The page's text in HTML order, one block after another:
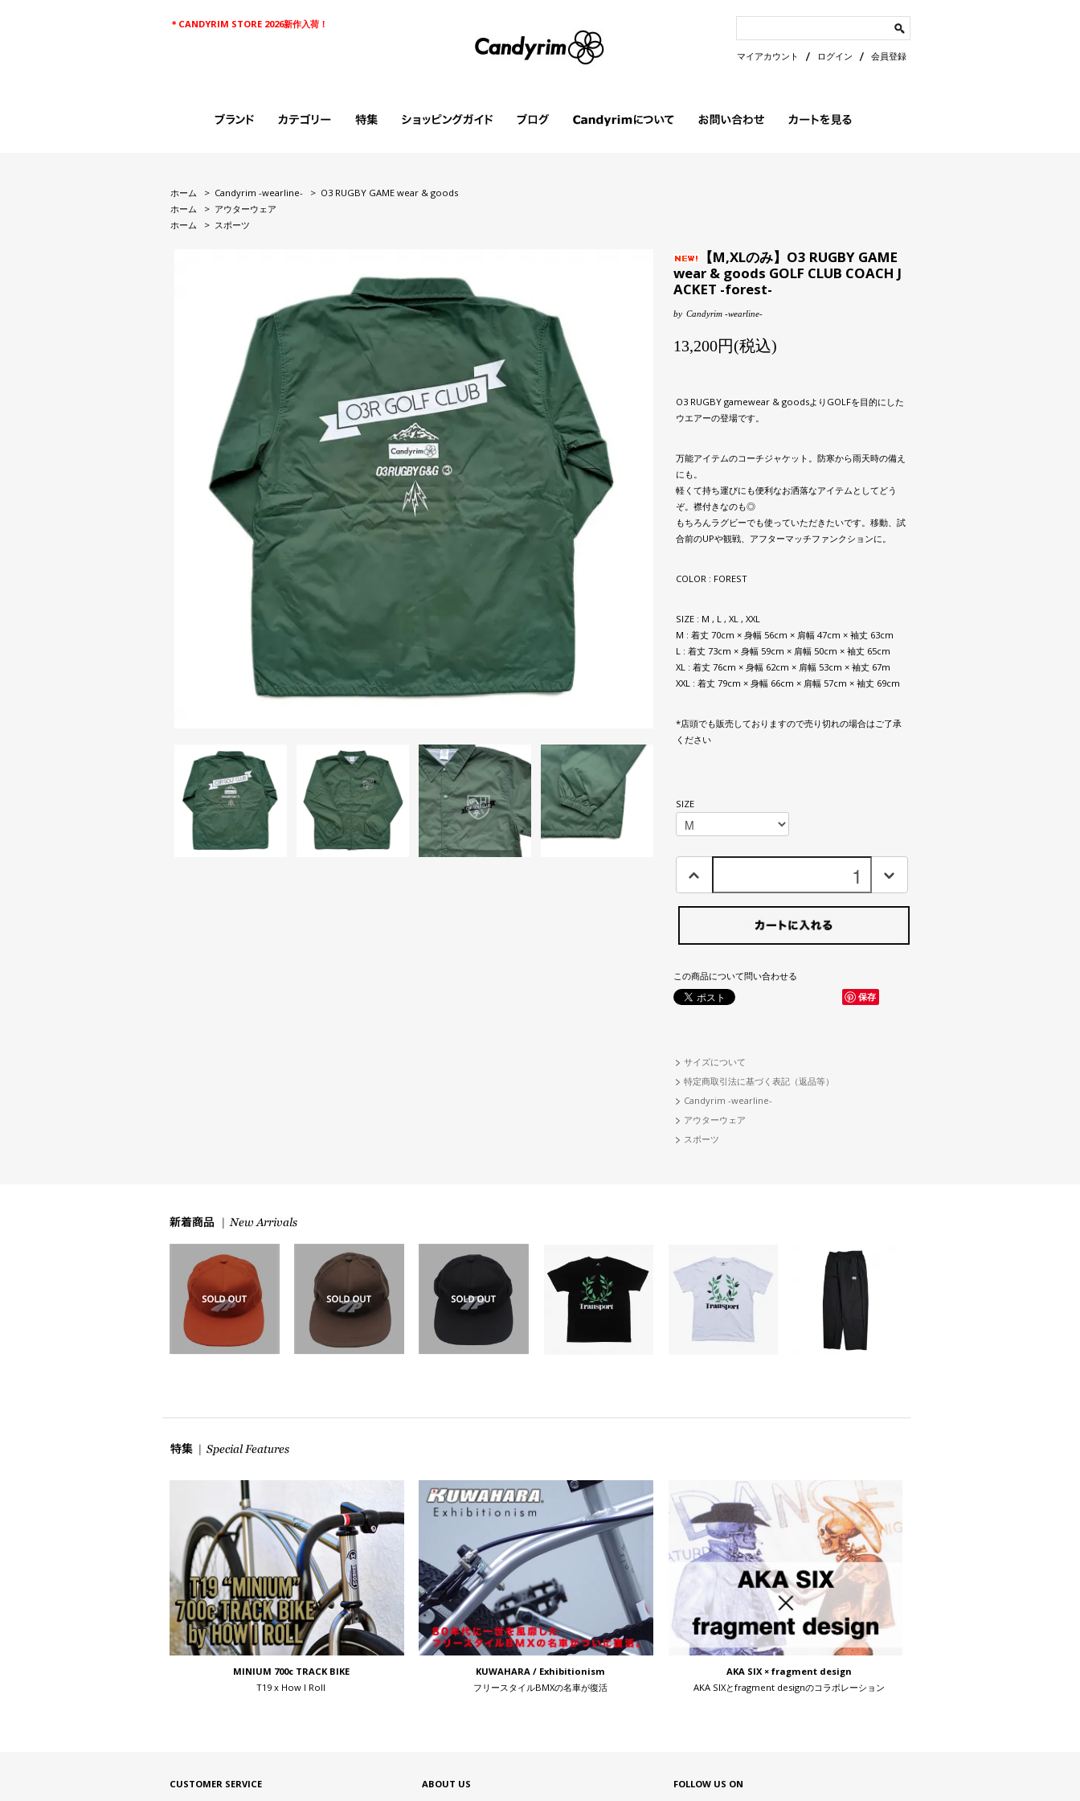
＊CANDYRIM STORE 2026新作入荷！
マイアカウント ログイン 会員登録
ホーム > Candyrim -wearline- > O3 RUGBY GAME wear & goods
ホーム
> アウターウェア
ホーム
> スポーツ
【M,XLのみ】O3 RUGBY GAME
wear & goods GOLF CLUB COACH J
ACKET -forest-
by Candyrim -wearline-
13,200円(税込)
O3 RUGBY gamewear & goodsよりGOLFを目的にした
ウエアーの登場です。
万能アイテムのコーチジャケット。防寒から雨天時の備え
にも。
軽くて持ち運びにも便利なお洒落なアイテムとしてどう
ぞ。襟付きなのも◎
もちろんラグビーでも使っていただきたいです。移動、試
合前のUPや観戦、アフターマッチファンクションに。
COLOR : FOREST
SIZE : M , L , XL , XXL
M : 着丈 70cm × 身幅 56cm × 肩幅 47cm × 袖丈 63cm
L : 着丈 73cm × 身幅 59cm × 肩幅 50cm × 袖丈 65cm
XL : 着丈 76cm × 身幅 62cm × 肩幅 53cm × 袖丈 67m
XXL : 着丈 79cm × 身幅 66cm × 肩幅 57cm × 袖丈 69cm
*店頭でも販売しておりますので売り切れの場合はご了承
ください
SIZE
この商品について問い合わせる
保存
サイズについて
特定商取引法に基づく表記（返品等）
Candyrim -wearline-
アウターウェア
スポーツ
MINIUM 700c TRACK BIKE
T19 x How I Roll
KUWAHARA / Exhibitionism
フリースタイルBMXの名車が復活
AKA SIX × fragment design
AKA SIXとfragment designのコラボレーション
CUSTOMER SERVICE ABOUT US FOLLOW US ON